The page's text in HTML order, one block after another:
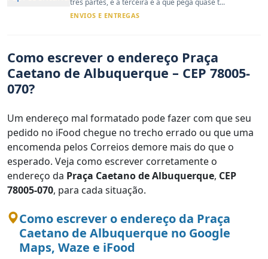
ENVIOS E ENTREGAS
Como escrever o endereço Praça
Caetano de Albuquerque – CEP 78005-
070?
Um endereço mal formatado pode fazer com que seu
pedido no iFood chegue no trecho errado ou que uma
encomenda pelos Correios demore mais do que o
esperado. Veja como escrever corretamente o
endereço da Praça Caetano de Albuquerque, CEP
78005-070, para cada situação.
Como escrever o endereço da Praça
Caetano de Albuquerque no Google
Maps, Waze e iFood